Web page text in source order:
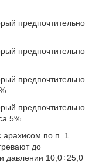
предпочтительно
предпочтительно
предпочтительно
предпочтительно
5%.
арахисом по п. 1
до
давлении 10,0÷25,0